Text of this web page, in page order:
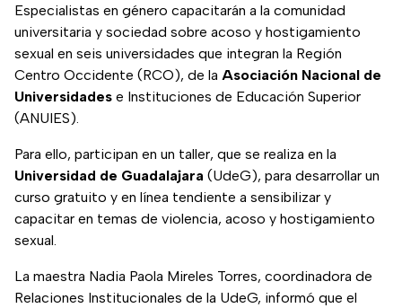
Especialistas en género capacitarán a la comunidad
universitaria y sociedad sobre acoso y hostigamiento
sexual en seis universidades que integran la Región
Centro Occidente (RCO), de la Asociación Nacional de
Universidades e Instituciones de Educación Superior
(ANUIES).
Para ello, participan en un taller, que se realiza en la
Universidad de Guadalajara (UdeG), para desarrollar un
curso gratuito y en línea tendiente a sensibilizar y
capacitar en temas de violencia, acoso y hostigamiento
sexual.
La maestra Nadia Paola Mireles Torres, coordinadora de
Relaciones Institucionales de la UdeG, informó que el